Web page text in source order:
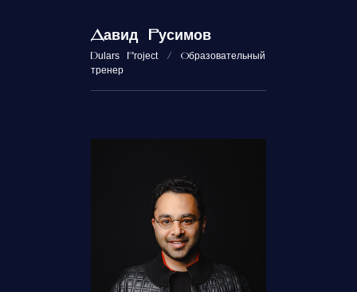
Давид Русимов
Dulars Project / Образовательный
тренер